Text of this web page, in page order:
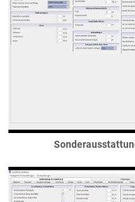
Geländetreppen
Innentreppen
Übungspläne
Gebäudetrennwände
Installationswände
Kellerwände